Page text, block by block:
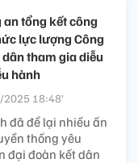
an tổng kết công
lực lượng Công
tham gia diễu
hành
18:48’
đã để lại nhiều ấn
thống yêu
đại đoàn kết dân